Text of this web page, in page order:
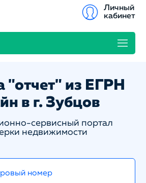
Личный
кабинет
"отчет" из ЕГРН
в г. Зубцов
сервисный портал
недвижимости